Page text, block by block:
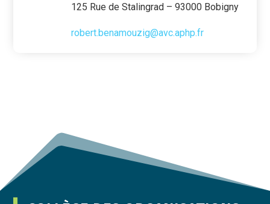
125 Rue de Stalingrad – 93000 Bobigny
robert.benamouzig@avc.aphp.fr